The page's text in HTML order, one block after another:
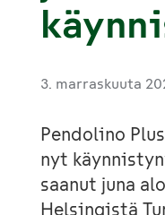
3. marraskuuta
Pendolino
nyt
saanut juna
Helsingistä